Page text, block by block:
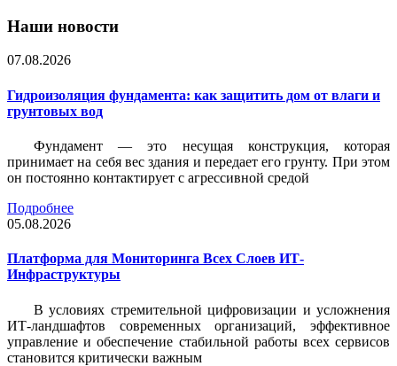
Наши новости
07.08.2026
Гидроизоляция фундамента: как защитить дом от влаги и
грунтовых вод
Фундамент — это несущая конструкция, которая
принимает на себя вес здания и передает его грунту. При этом
он постоянно контактирует с агрессивной средой
Подробнее
05.08.2026
Платформа для Мониторинга Всех Слоев ИТ-
Инфраструктуры
В условиях стремительной цифровизации и усложнения
ИТ-ландшафтов современных организаций, эффективное
управление и обеспечение стабильной работы всех сервисов
становится критически важным